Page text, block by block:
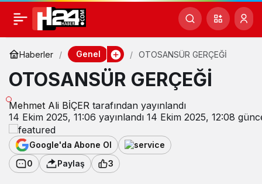
Haberler Genel OTOSANSÜR GERÇEĞİ
OTOSANSÜR GERÇEĞİ
Mehmet Ali BİÇER tarafından yayınlandı
14 Ekim 2025, 11:06 yayınlandı 14 Ekim 2025, 12:08
Google'da Abone Ol
0
Paylaş 3